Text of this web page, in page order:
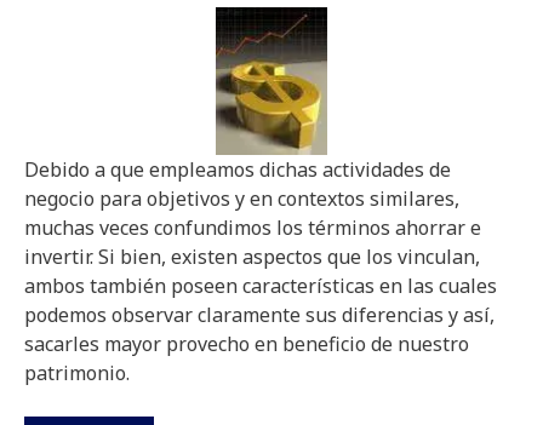
Debido a que empleamos dichas actividades de
negocio para objetivos y en contextos similares,
muchas veces confundimos los términos ahorrar e
invertir. Si bien, existen aspectos que los vinculan,
ambos también poseen características en las cuales
podemos observar claramente sus diferencias y así,
sacarles mayor provecho en beneficio de nuestro
patrimonio.